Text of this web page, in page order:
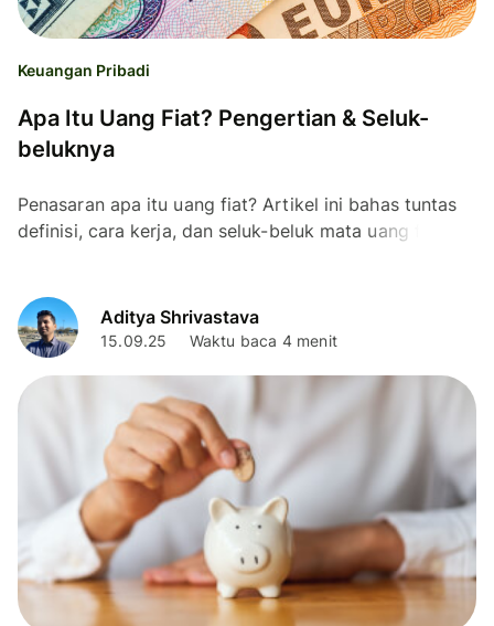
Keuangan Pribadi
Apa Itu Uang Fiat? Pengertian & Seluk-
beluknya
Penasaran apa itu uang fiat? Artikel ini bahas tuntas
definisi, cara kerja, dan seluk-beluk mata uang fiat!
Aditya Shrivastava
15.09.25 Waktu baca 4 menit